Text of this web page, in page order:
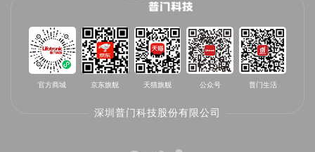
官方商城 京东旗舰 天猫旗舰 公众号 普门生活
深圳普门科技股份有限公司